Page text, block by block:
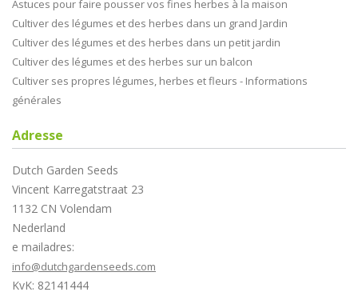
Astuces pour faire pousser vos fines herbes à la maison
Cultiver des légumes et des herbes dans un grand Jardin
Cultiver des légumes et des herbes dans un petit jardin
Cultiver des légumes et des herbes sur un balcon
Cultiver ses propres légumes, herbes et fleurs - Informations
générales
Adresse
Dutch Garden Seeds
Vincent Karregatstraat 23
1132 CN Volendam
Nederland
e mailadres:
info@dutchgardenseeds.com
KvK: 82141444